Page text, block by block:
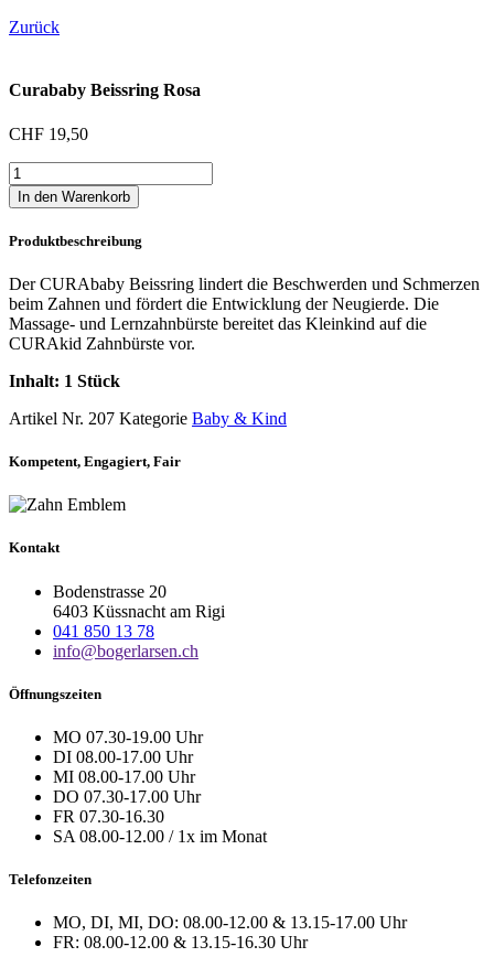
Zurück
Curababy Beissring Rosa
CHF 19,50
Curababy
Beissring
Rosa
In den Warenkorb
Produktbeschreibung
Der CURAbaby Beissring lindert die Beschwerden und Schmerzen
beim Zahnen und fördert die Entwicklung der Neugierde. Die
Massage- und Lernzahnbürste bereitet das Kleinkind auf die
CURAkid Zahnbürste vor.
Inhalt: 1 Stück
Artikel Nr. 207 Kategorie Baby & Kind
Kompetent, Engagiert, Fair
Kontakt
Bodenstrasse 20
6403 Küssnacht am Rigi
041 850 13 78
info@bogerlarsen.ch
Öffnungszeiten
MO 07.30-19.00 Uhr
DI 08.00-17.00 Uhr
MI 08.00-17.00 Uhr
DO 07.30-17.00 Uhr
FR 07.30-16.30
SA 08.00-12.00 / 1x im Monat
Telefonzeiten
MO, DI, MI, DO: 08.00-12.00 & 13.15-17.00 Uhr
FR: 08.00-12.00 & 13.15-16.30 Uhr